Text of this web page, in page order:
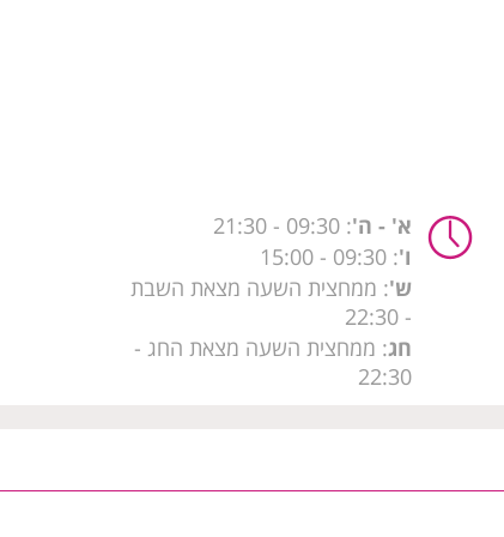
א' - ה': 09:30
- 21:30
ו': 09:30 - 15:00
ש': ממחצית השעה מצאת השבת
- 22:30
חג: ממחצית השעה מצאת החג -
22:30